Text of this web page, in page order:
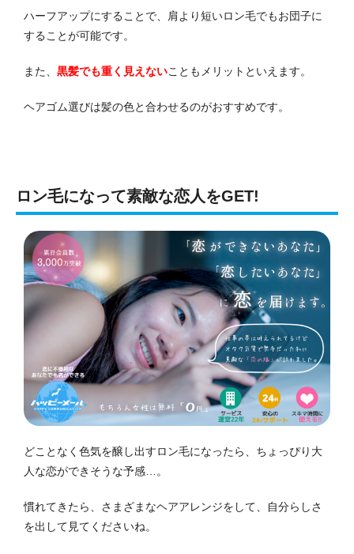
ハーフアップにすることで、肩より短いロン毛でもお団子に
することが可能です。
また、 黒髪でも重く見えないこともメリットといえます。
ヘアゴム選びは髪の色と合わせるのがおすすめです。
ロン毛になって素敵な恋人をGET!
どことなく色気を醸し出すロン毛になったら、ちょっぴり大
人な恋ができそうな予感…。
慣れてきたら、さまざまなヘアアレンジをして、自分らしさ
を出して見てくださいね。